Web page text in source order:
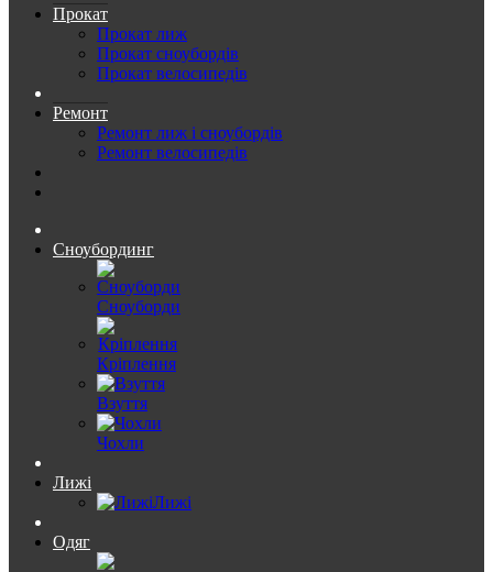
Прокат
Прокат лиж
Прокат сноубордів
Прокат велосипедів
Ремонт
Ремонт лиж і сноубордів
Ремонт велосипедів
Сноубординг
Сноуборди
Кріплення
Взуття
Чохли
Лижі
Лижі
Одяг